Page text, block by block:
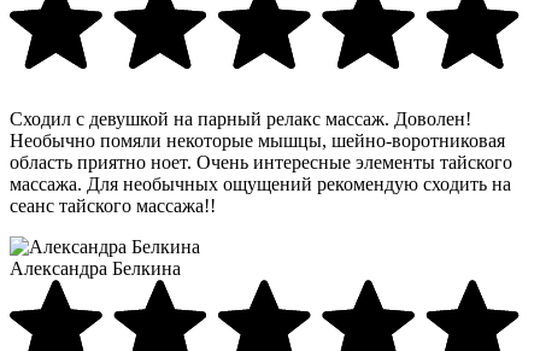
Сходил с девушкой на парный релакс массаж. Доволен!
Необычно помяли некоторые мышцы, шейно-воротниковая
область приятно ноет. Очень интересные элементы тайского
массажа. Для необычных ощущений рекомендую сходить на
сеанс тайского массажа!!
Александра Белкина